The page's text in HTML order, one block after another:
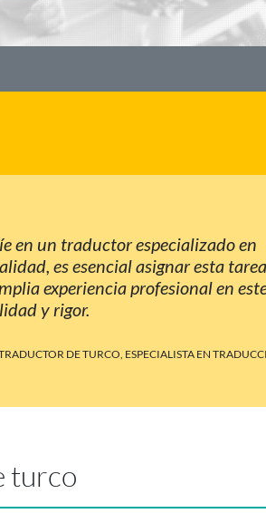
en un traductor especializado en
es esencial asignar esta
experiencia profesional en
y rigor.
DE TURCO, ESPECIALISTA EN
turco